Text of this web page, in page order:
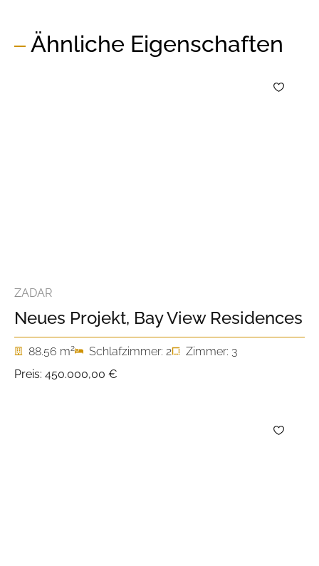
Ähnliche Eigenschaften
ZADAR
Neues Projekt, Bay View Residences
88.56 m2 Schlafzimmer: 2
Zimmer: 3
Preis: 450.000,00 €